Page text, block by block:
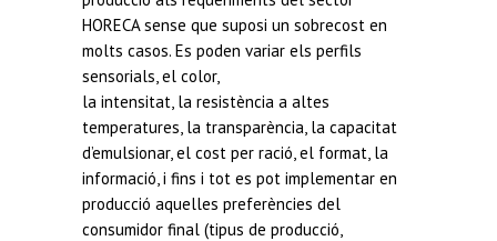
HORECA sense que suposi un sobrecost en
molts casos. Es poden variar els perfils
sensorials, el color,
la intensitat, la resistència a altes
temperatures, la transparència, la capacitat
d’emulsionar, el cost per ració, el format, la
informació, i fins i tot es pot implementar en
producció aquelles preferències del
consumidor final (tipus de producció,